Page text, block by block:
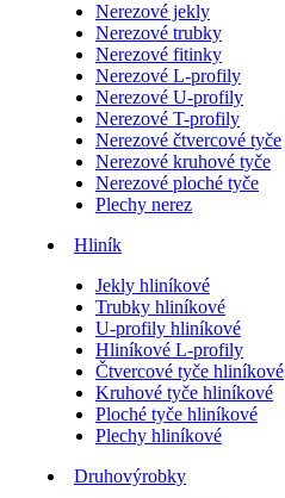
Nerezové jekly
Nerezové trubky
Nerezové fitinky
Nerezové L-profily
Nerezové U-profily
Nerezové T-profily
Nerezové čtvercové tyče
Nerezové kruhové tyče
Nerezové ploché tyče
Plechy nerez
Hliník
Jekly hliníkové
Trubky hliníkové
U-profily hliníkové
Hliníkové L-profily
Čtvercové tyče hliníkové
Kruhové tyče hliníkové
Ploché tyče hliníkové
Plechy hliníkové
Druhovýrobky